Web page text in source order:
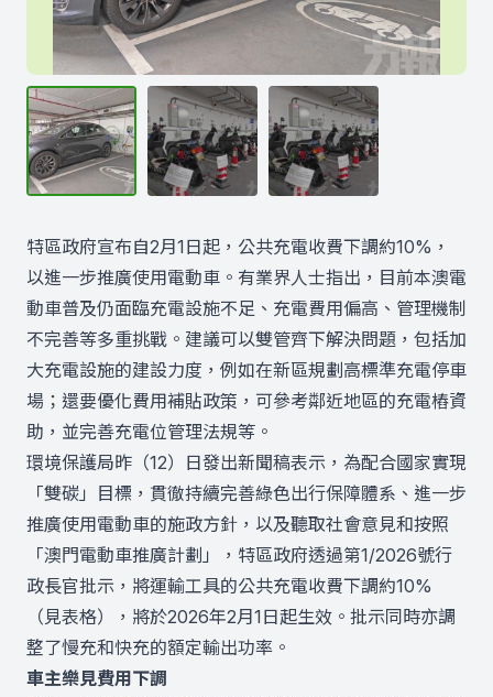
特區政府宣布自2月1日起，公共充電收費下調約10%，
以進一步推廣使用電動車。有業界人士指出，目前本澳電
動車普及仍面臨充電設施不足、充電費用偏高、管理機制
不完善等多重挑戰。建議可以雙管齊下解決問題，包括加
大充電設施的建設力度，例如在新區規劃高標準充電停車
場；還要優化費用補貼政策，可參考鄰近地區的充電樁資
助，並完善充電位管理法規等。
環境保護局昨（12）日發出新聞稿表示，為配合國家實現
「雙碳」目標，貫徹持續完善綠色出行保障體系、進一步
推廣使用電動車的施政方針，以及聽取社會意見和按照
「澳門電動車推廣計劃」，特區政府透過第1/2026號行
政長官批示，將運輸工具的公共充電收費下調約10%
（見表格），將於2026年2月1日起生效。批示同時亦調
整了慢充和快充的額定輸出功率。
車主樂見費用下調